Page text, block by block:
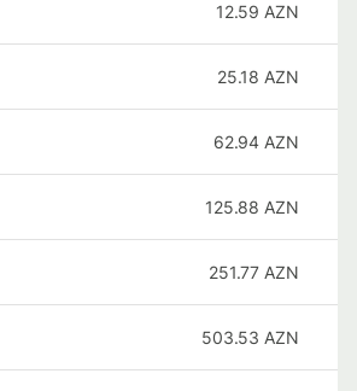
12.59 AZN
25.18 AZN
62.94 AZN
125.88 AZN
251.77 AZN
503.53 AZN